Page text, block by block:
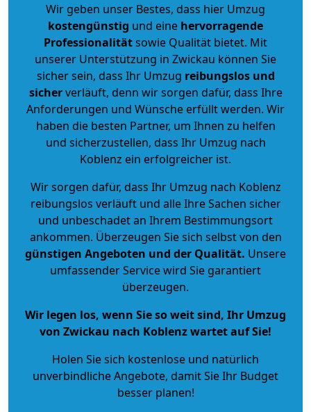
Wir geben unser Bestes, dass hier Umzug
kostengünstig und eine hervorragende
Professionalitätsowie Qualität bietet. Mit
unserer Unterstützung in Zwickau können Sie
sicher sein, dass Ihr Umzug reibungslos und
sicherverläuft, denn wir sorgen dafür, dass Ihre
Anforderungen und Wünsche erfüllt werden. Wir
haben die besten Partner, um Ihnen zu helfen
und sicherzustellen, dass Ihr Umzug nach
Koblenz ein erfolgreicher ist.
Wir sorgen dafür, dass Ihr Umzug nach Koblenz
reibungslos verläuft und alle Ihre Sachen sicher
und unbeschadet an Ihrem Bestimmungsort
ankommen. Überzeugen Sie sich selbst von den
günstigen Angeboten und der Qualität. Unsere
umfassender Service wird Sie garantiert
überzeugen.
Wir legen los, wenn Sie so weit sind, Ihr Umzug
von Zwickau nach Koblenz wartet auf Sie!
Holen Sie sich kostenlose und natürlich
unverbindliche Angebote, damit Sie Ihr Budget
besser planen!